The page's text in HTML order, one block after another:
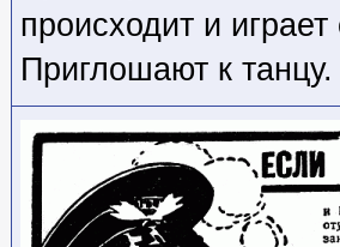
происходит и
Приглошают к танцу.